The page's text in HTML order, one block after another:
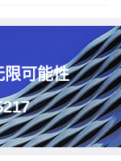
限可能性